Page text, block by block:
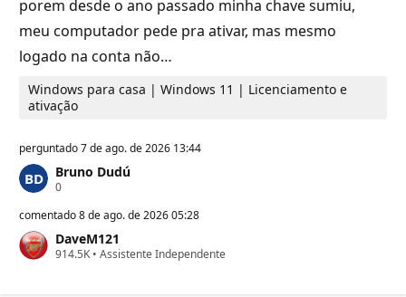
porem desde o ano passado minha chave sumiu,
meu computador pede pra ativar, mas mesmo
logado na conta não…
Windows para casa | Windows 11 | Licenciamento e
ativação
perguntado7 de ago. de 2026 13:44
Bruno Dudú
0P
n
o
s
comentado8 de ago. de 2026 05:28
DaveM121
914.5K P• Assistente Independente